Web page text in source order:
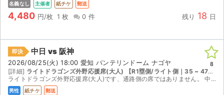
名義なし 主催者 紙チケ 郵送
4,480 円/枚 1 枚 0 件 残り 18 日
即決 中日 vs 阪神
2026/08/25(火) 18:00 愛知 バンテリンドーム ナゴヤ
[詳細] ライトドラゴンズ外野応援席(大人) 【R1塁側/ライト側｜35 ~ 47列｜座席番号561 ~ 580】
ライトドラゴンズ外野応援席(大人)です、通路側の席ではありません。 中日専用応援席になりますので、阪神の応援はできません。 取引確定後のキャンセルはお受けできません。 迅速で丁寧な対...
男性 紙チケ 郵送
8